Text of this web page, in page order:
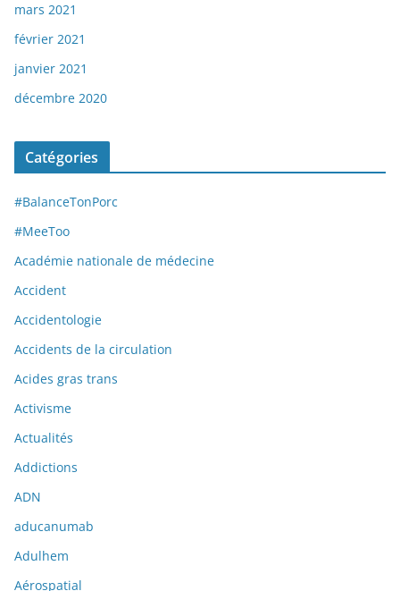
mars 2021
février 2021
janvier 2021
décembre 2020
Catégories
#BalanceTonPorc
#MeeToo
Académie nationale de médecine
Accident
Accidentologie
Accidents de la circulation
Acides gras trans
Activisme
Actualités
Addictions
ADN
aducanumab
Adulhem
Aérospatial